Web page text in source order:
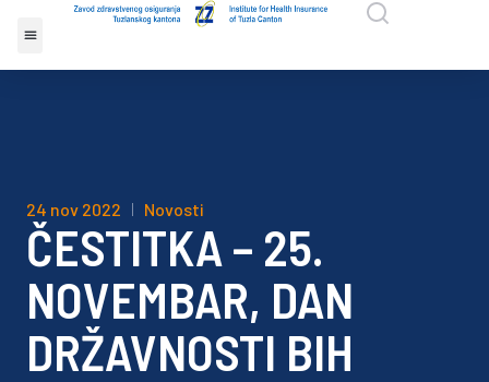
24 nov 2022 Novosti
ČESTITKA – 25.
NOVEMBAR, DAN
DRŽAVNOSTI BIH